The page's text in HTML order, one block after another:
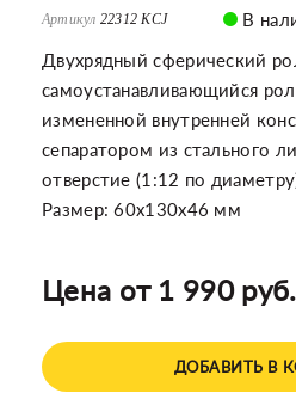
Артикул 22312 KCJ
В
Двухрядный сферический
самоустанавливающийся
измененной внутренней
сепаратором из стального
отверстие (1:12 по
Размер: 60x130x46 мм
Цена от 1 990 руб.
ДОБАВИТЬ В